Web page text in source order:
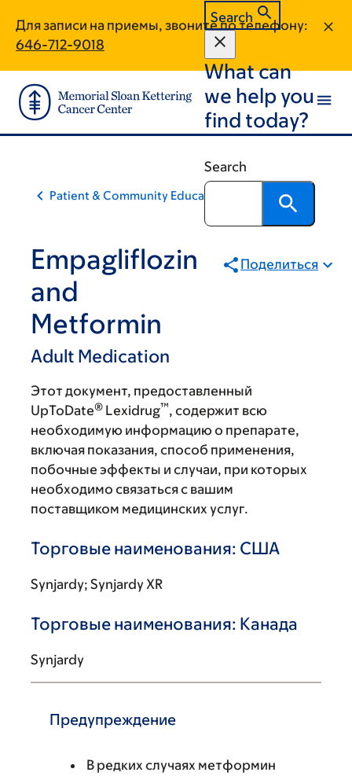
main
content
footer
Для записи на приемы, звоните по телефону:
646-712-9018
Search
What can
we help you
find today?
Search
Patient & Community Education
Empagliflozin
and
Metformin
Adult Medication
Поделиться
Этот документ, предоставленный
UpToDate® Lexidrug™, содержит всю
необходимую информацию о препарате,
включая показания, способ применения,
побочные эффекты и случаи, при которых
необходимо связаться с вашим
поставщиком медицинских услуг.
Торговые наименования: США
Synjardy; Synjardy XR
Торговые наименования: Канада
Synjardy
Предупреждение
В редких случаях метформин